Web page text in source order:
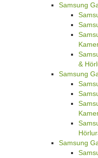
Samsung
&
Samsung
Samsung